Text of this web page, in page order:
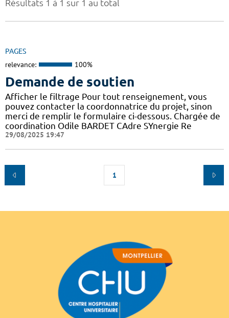
Résultats 1 à 1 sur 1 au total
PAGES
relevance: 100%
Demande de soutien
Afficher le filtrage Pour tout renseignement, vous
pouvez contacter la coordonnatrice du projet, sinon
merci de remplir le formulaire ci-dessous. Chargée de
coordination Odile BARDET CAdre SYnergie Re
29/08/2025 19:47
1